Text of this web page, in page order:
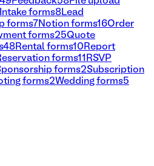
Intake forms8 Lead
forms7 Notion forms16Order
forms25Quote
48 Rental forms10 Report
forms11 RSVP
forms2Subscription
forms2Wedding forms5